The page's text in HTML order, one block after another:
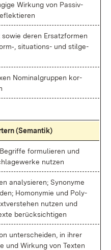
Wir­kung von Pas­siv­
de­ren Er­satz­for­men
si­tua­ti­ons- und stil­ge­
No­mi­nal­grup­pen kor­
(Se­man­tik)
for­mu­lie­ren und
nut­zen
ana­ly­sie­ren; Syn­ony­me
Ho­mony­mie und Po­ly­
nut­zen und
be­rück­sich­ti­gen
un­ter­schei­den, in ih­rer
und Wir­kung von Tex­ten